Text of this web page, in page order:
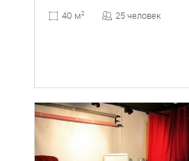
40 м2 25 человек